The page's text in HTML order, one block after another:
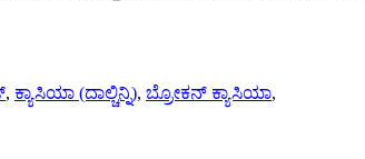
, ಕ್ಯಾಸಿಯಾ (ದಾಲ್ಚಿನ್ನಿ), ಬ್ರೋಕನ್ ಕ್ಯಾಸಿಯಾ,